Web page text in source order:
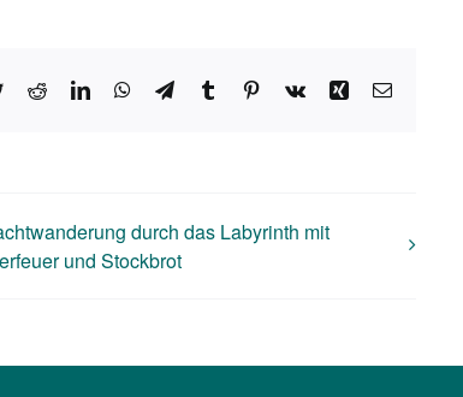
TwitterRedditLinkedInWhatsApp
TelegramTumblrPinterest
Vk Xing E-
durch das Labyrinth mit
und Stockbrot